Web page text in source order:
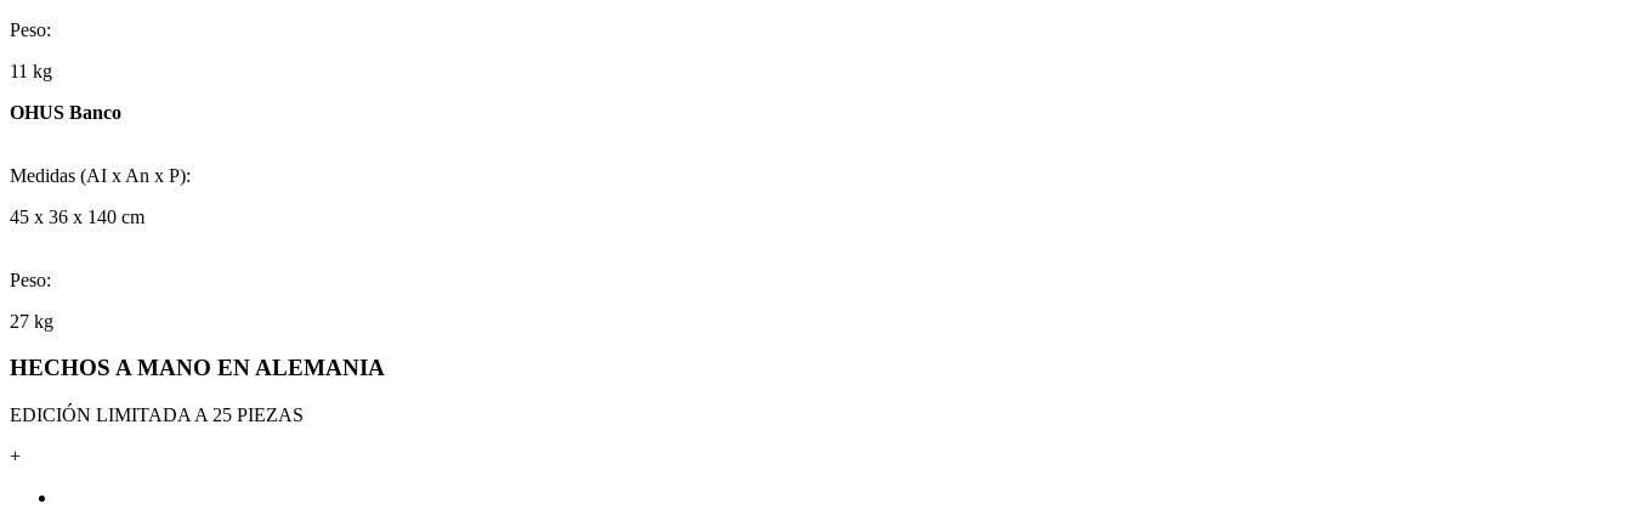
Peso:
11 kg
OHUS Banco
Medidas (AI x An x P):
45 x 36 x 140 cm
Peso:
27 kg
HECHOS A MANO EN ALEMANIA
EDICIÓN LIMITADA A 25 PIEZAS
+